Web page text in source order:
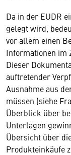
Da in der EUDR
gelegt wird,
vor allem einen
Informationen im
Dieser
auftretender
Ausnahme aus
müssen (siehe
Überblick über
Unterlagen
Übersicht über
Produkteinkäufe